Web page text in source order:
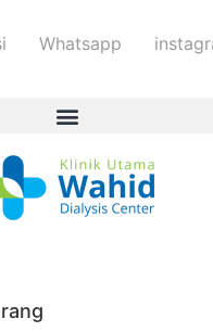
Whatsapp